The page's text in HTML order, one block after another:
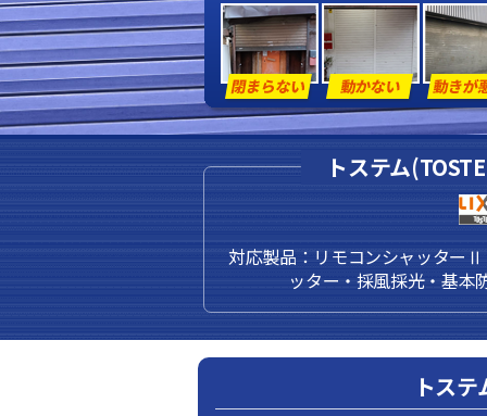
トステム
対応製品：リモコンシャッター
ッター・採風採光・基本
トス